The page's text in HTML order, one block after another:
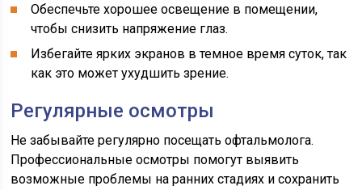
Обеспечьте хорошее освещение в помещении,
чтобы снизить напряжение глаз.
Избегайте ярких экранов в темное время суток, так
как это может ухудшить зрение.
Регулярные осмотры
Не забывайте регулярно посещать офтальмолога.
Профессиональные осмотры помогут выявить
возможные проблемы на ранних стадиях и сохранить